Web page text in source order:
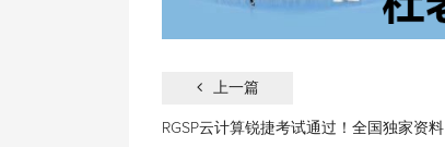
上一篇
RGSP云计算锐捷考试通过！全国独家资料